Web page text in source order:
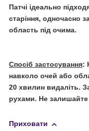
Патчі ідеально
старіння, одночасно
область під очима.
Спосіб застосування:
навколо очей або
20 хвилин видаліть.
рухами. Не залишайте
Приховати